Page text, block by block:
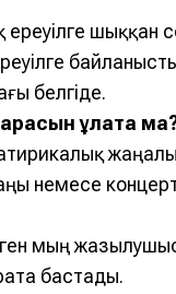
шыққан
белгіде.
құлата
немесе
мың
бастады.